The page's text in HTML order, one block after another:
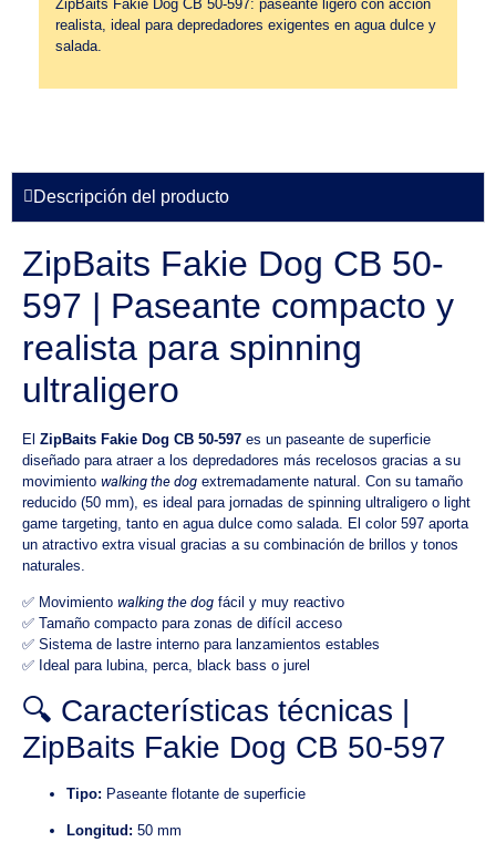
ZipBaits Fakie Dog CB 50-597: paseante ligero con acción
realista, ideal para depredadores exigentes en agua dulce y
salada.
Descripción del producto
ZipBaits Fakie Dog CB 50-
597 | Paseante compacto y
realista para spinning
ultraligero
El ZipBaits Fakie Dog CB 50-597 es un paseante de superficie
diseñado para atraer a los depredadores más recelosos gracias a su
movimiento walking the dog extremadamente natural. Con su tamaño
reducido (50 mm), es ideal para jornadas de spinning ultraligero o light
game targeting, tanto en agua dulce como salada. El color 597 aporta
un atractivo extra visual gracias a su combinación de brillos y tonos
naturales.
✅ Movimiento walking the dog fácil y muy reactivo
✅ Tamaño compacto para zonas de difícil acceso
✅ Sistema de lastre interno para lanzamientos estables
✅ Ideal para lubina, perca, black bass o jurel
🔍 Características técnicas |
ZipBaits Fakie Dog CB 50-597
Tipo: Paseante flotante de superficie
Longitud: 50 mm